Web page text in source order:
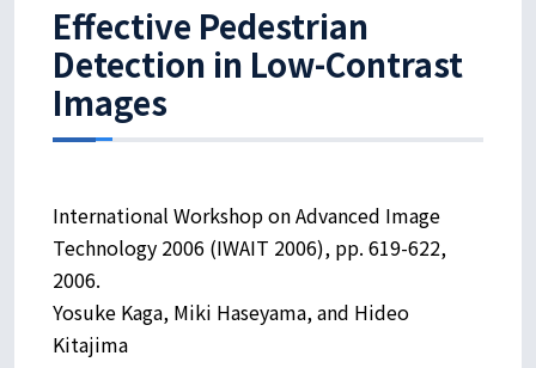
Effective Pedestrian
Detection in Low-Contrast
Images
International Workshop on Advanced Image
Technology 2006 (IWAIT 2006), pp. 619-622,
2006.
Yosuke Kaga, Miki Haseyama, and Hideo
Kitajima